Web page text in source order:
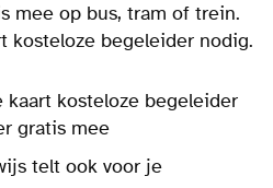
mee op bus, tram of trein.
kosteloze begeleider nodig.
kaart kosteloze begeleider
gratis mee
telt ook voor je